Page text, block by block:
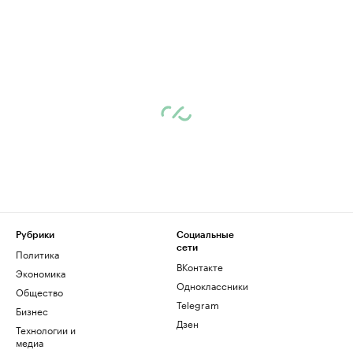
Рубрики
Политика
Экономика
Общество
Бизнес
Технологии и
медиа
Социальные
сети
ВКонтакте
Одноклассники
Telegram
Дзен